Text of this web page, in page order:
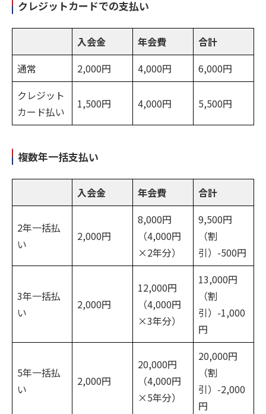
クレジットカードでの支払い
入会金 年会費
合計
通常
2,000円 4,000円
6,000円
クレジット
カード払い
1,500円 4,000円 5,500円
複数年一括支払い
入会金 年会費 合計
2年一括払
い
2,000円
8,000円
（4,000円
×2年分）
9,500円
（割
引）-500円
3年一括払
い
2,000円
12,000円
（4,000円
×3年分）
13,000円
（割
引）-1,000
円
5年一括払
い
2,000円
20,000円
（4,000円
×5年分）
20,000円
（割
引）-2,000
円